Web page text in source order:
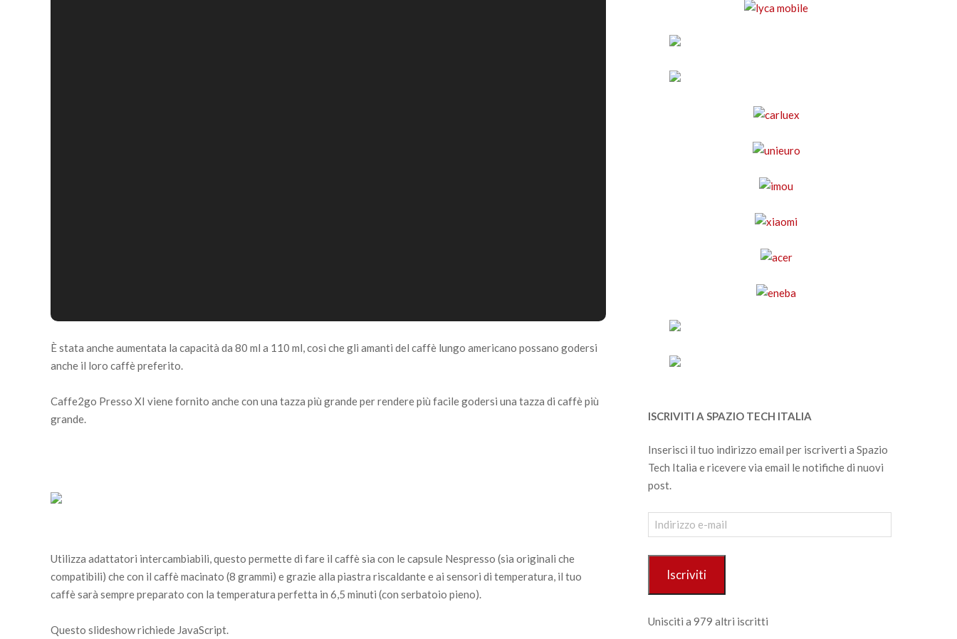
È stata anche aumentata la capacità da 80 ml a 110 ml, così che gli amanti del caffè lungo americano possano godersi
anche il loro caffè preferito.
Caffe2go Presso XI viene fornito anche con una tazza più grande per rendere più facile godersi una tazza di caffè più
grande.
Utilizza adattatori intercambiabili, questo permette di fare il caffè sia con le capsule Nespresso (sia originali che
compatibili) che con il caffè macinato (8 grammi) e grazie alla piastra riscaldante e ai sensori di temperatura, il tuo
caffè sarà sempre preparato con la temperatura perfetta in 6,5 minuti (con serbatoio pieno).
Questo slideshow richiede JavaScript.
ISCRIVITI A SPAZIO TECH ITALIA
Inserisci il tuo indirizzo email per iscriverti a Spazio
Tech Italia e ricevere via email le notifiche di nuovi
post.
Indirizzo
e-
Iscriviti
Unisciti a 979 altri iscritti